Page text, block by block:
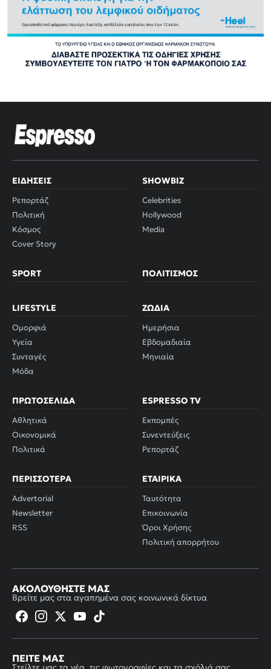
ΕΙΔΉΣΕΙΣ
Ρεπορτάζ
Πολιτική
Κόσμος
Cover Story
SHOWBIZ
Celebrities
Hollywood
Media
SPORT ΠΟΛΙΤΙΣΜΌΣ
LIFESTYLE
Ομορφιά
Υγεία
Συνταγές
Μόδα
ΖΏΔΙΑ
Ημερήσια
Εβδομαδιαία
Μηνιαία
ΠΡΩΤΟΣΈΛΙΔΑ
Αθλητικά
Οικονομικά
Πολιτικά
ESPRESSO TV
Εκπομπές
Συνεντεύξεις
Ρεπορτάζ
ΠΕΡΙΣΣΌΤΕΡΑ
Advertorial
Newsletter
RSS
ΕΤΑΙΡΙΚΆ
Ταυτότητα
Επικοινωνία
Όροι Χρήσης
Πολιτική απορρήτου
ΑΚΟΛΟΥΘΉΣΤΕ ΜΑΣ
Βρείτε μας στα αγαπημένα σας κοινωνικά δίκτυα
ΠΕΊΤΕ ΜΑΣ